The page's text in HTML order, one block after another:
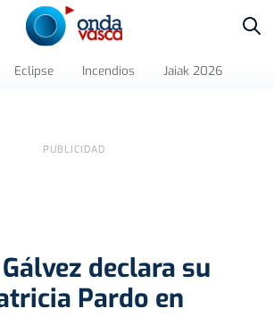
Eclipse Incendios Jaiak 2026
declara su
Pardo en